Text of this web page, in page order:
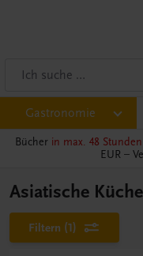
Gastronomie
Bücher in max. 48
EUR –
Asiatische
Filtern (1)